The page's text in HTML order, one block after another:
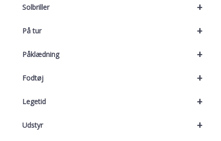
+
Solbriller
+
På tur
+
Påklædning
+
Fodtøj
+
Legetid
+
Udstyr